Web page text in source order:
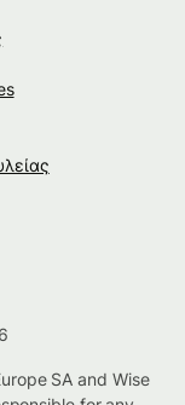
SA and Wise